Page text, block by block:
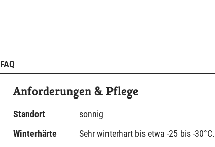
FAQ
Anforderungen & Pflege
Standort
sonnig
Winterhärte
Sehr winterhart bis etwa -25 bis -30°C.